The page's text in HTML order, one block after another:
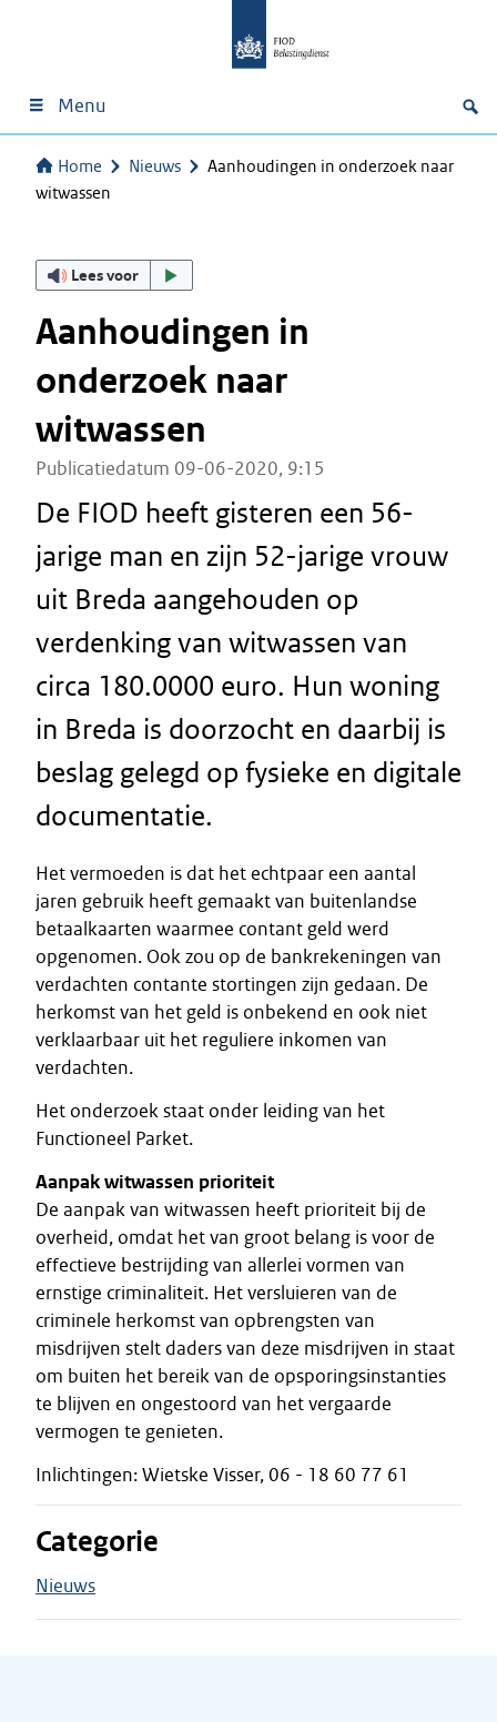
Menu
Home Nieuws
Aanhoudingen in onderzoek naar
witwassen
Lees voor
Aanhoudingen in
onderzoek naar
witwassen
Publicatiedatum 09-06-2020, 9:15
De FIOD heeft gisteren een 56-
jarige man en zijn 52-jarige vrouw
uit Breda aangehouden op
verdenking van witwassen van
circa 180.0000 euro. Hun woning
in Breda is doorzocht en daarbij is
beslag gelegd op fysieke en digitale
documentatie.
Het vermoeden is dat het echtpaar een aantal
jaren gebruik heeft gemaakt van buitenlandse
betaalkaarten waarmee contant geld werd
opgenomen. Ook zou op de bankrekeningen van
verdachten contante stortingen zijn gedaan. De
herkomst van het geld is onbekend en ook niet
verklaarbaar uit het reguliere inkomen van
verdachten.
Het onderzoek staat onder leiding van het
Functioneel Parket.
Aanpak witwassen prioriteit
De aanpak van witwassen heeft prioriteit bij de
overheid, omdat het van groot belang is voor de
effectieve bestrijding van allerlei vormen van
ernstige criminaliteit. Het versluieren van de
criminele herkomst van opbrengsten van
misdrijven stelt daders van deze misdrijven in staat
om buiten het bereik van de opsporingsinstanties
te blijven en ongestoord van het vergaarde
vermogen te genieten.
Inlichtingen: Wietske Visser, 06 - 18 60 77 61
Categorie
Nieuws